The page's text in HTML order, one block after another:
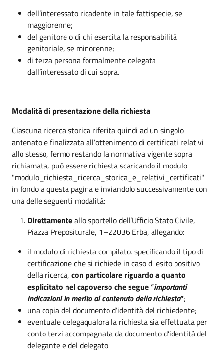
dell’interessato ricadente in tale fattispecie, se
maggiorenne;
del genitore o di chi esercita la responsabilità
genitoriale, se minorenne;
di terza persona formalmente delegata
dall’interessato di cui sopra.
Modalità di presentazione della richiesta
Ciascuna ricerca storica riferita quindi ad un singolo
antenato e finalizzata all’ottenimento di certificati relativi
allo stesso, fermo restando la normativa vigente sopra
richiamata, può essere richiesta scaricando il modulo
"modulo_richiesta_ricerca_storica_e_relativi_certificati"
in fondo a questa pagina e inviandolo successivamente con
una delle seguenti modalità:
Direttamenteallo sportello dell’Ufficio Stato Civile,
Piazza Prepositurale, 1–22036 Erba, allegando:
il modulo di richiesta compilato, specificando il tipo di
certificazione che si richiede in caso di esito positivo
della ricerca, con particolare riguardo a quanto
esplicitato nel capoverso che segue “importanti
indicazioni in merito al contenuto della richiesta”;
una copia del documento d’identità del richiedente;
eventuale delegaqualora la richiesta sia effettuata per
conto terzi accompagnata da documento d’identità del
delegante e del delegato.